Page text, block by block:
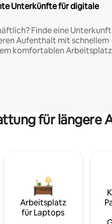
Unterkünfte für digitale
Finde eine Unterkunft
Aufenthalt mit schnellem
komfortablen
für längere
Arbeitsplatz
für Laptops